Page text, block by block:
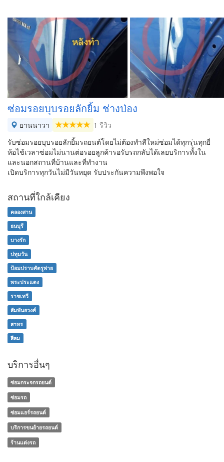
ซ่อมรอยบุบรอยลักยิ้ม ช่างป่อง
ยานนาวา
1 รีวิว
รับซ่อมรอยบุบรอยลักยิ้มรถยนต์โดยไม่ต้องทำสีใหม่ซ่อมได้ทุกรุ่นทุกยี่
ห้อไช้เวลาซ่อมไม่นานต่อรอยลูกค้ารอรับรถกลับได้เลยบริการทั้งใน
และนอกสถานที่บ้านและที่ทำงาน
เปิดบริการทุกวันไม่มีวันหยุด รับประกันความพึงพอใจ
สถานที่ใกล้เคียง
คลองสาน
ธนบุรี
บางรัก
ปทุมวัน
ป้อมปราบศัตรูพ่าย
พระประแดง
ราชเทวี
สัมพันธวงศ์
สาทร
สีลม
บริการอื่นๆ
ซ่อมกระจกรถยนต์
ซ่อมรถ
ซ่อมแอร์รถยนต์
บริการขนย้ายรถยนต์
ร้านแต่งรถ